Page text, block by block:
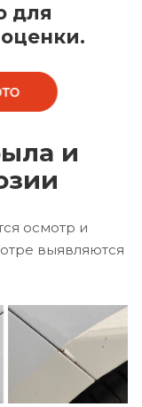
для
и
осмотр и
выявляются